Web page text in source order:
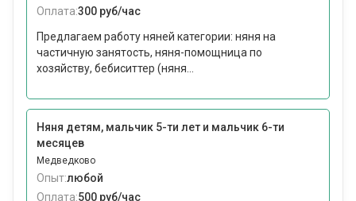
Оплата:300 руб/час
Предлагаем работу няней категории: няня на
частичную занятость, няня-помощница по
хозяйству, бебиситтер (няня...
Няня детям, мальчик 5-ти лет и мальчик 6-ти
месяцев
Медведково
Опыт:любой
Оплата:500 руб/час